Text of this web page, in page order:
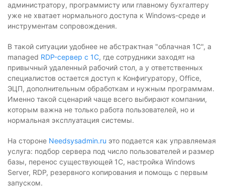
администратору, программисту или главному бухгалтеру
уже не хватает нормального доступа к Windows-среде и
инструментам сопровождения.
В такой ситуации удобнее не абстрактная "облачная 1С", а
managed RDP-сервер с 1С, где сотрудники заходят на
привычный удаленный рабочий стол, а у ответственных
специалистов остается доступ к Конфигуратору, Office,
ЭЦП, дополнительным обработкам и нужным программам.
Именно такой сценарий чаще всего выбирают компании,
которым важна не только работа пользователей, но и
нормальная эксплуатация системы.
На стороне Needsysadmin.ru это подается как управляемая
услуга: подбор сервера под число пользователей и размер
базы, перенос существующей 1С, настройка Windows
Server, RDP, резервного копирования и помощь с первым
запуском.